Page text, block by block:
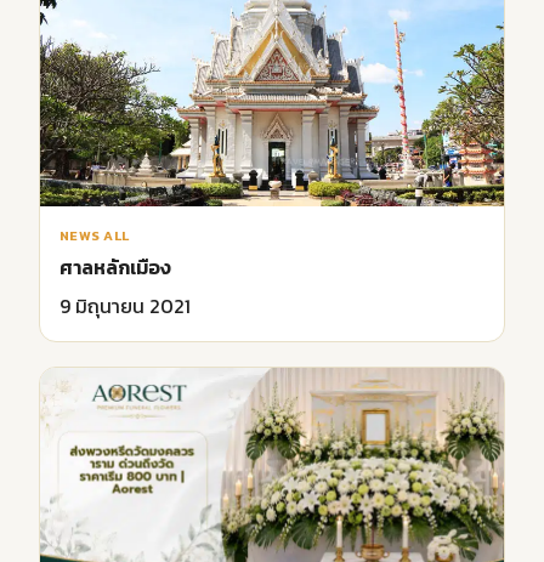
NEWS ALL
ศาลหลักเมือง
9 มิถุนายน 2021